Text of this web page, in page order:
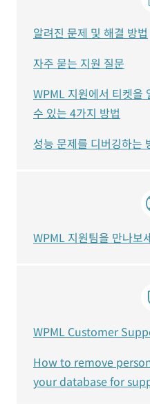
알려진 문제 및 해결 방법
자주 묻는 지원 질문
WPML 지원에서 티켓을
수 있는 4가지 방법
성능 문제를 디버깅하는
WPML 지원팀을 만나보
WPML Customer
How to remove
your database for